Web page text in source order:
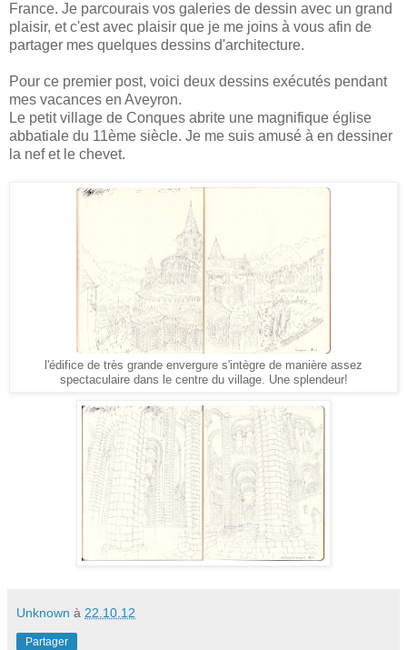
France. Je parcourais vos galeries de dessin avec un grand
plaisir, et c'est avec plaisir que je me joins à vous afin de
partager mes quelques dessins d'architecture.
Pour ce premier post, voici deux dessins exécutés pendant
mes vacances en Aveyron.
Le petit village de Conques abrite une magnifique église
abbatiale du 11ème siècle. Je me suis amusé à en dessiner
la nef et le chevet.
l'édifice de très grande envergure s'intègre de manière assez
spectaculaire dans le centre du village. Une splendeur!
Unknown à 22.10.12
Partager